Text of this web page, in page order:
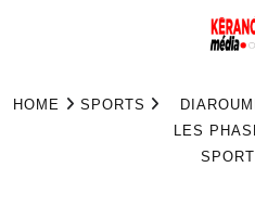
HOME SPORTS
LES